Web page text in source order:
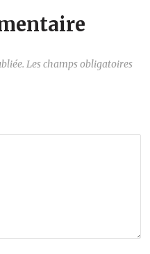
Les champs obligatoires